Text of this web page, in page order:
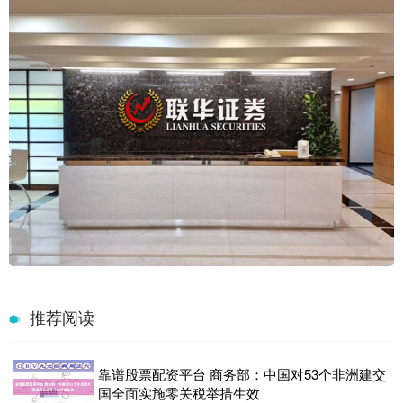
推荐阅读
靠谱股票配资平台 商务部：中国对53个非洲建交
国全面实施零关税举措生效